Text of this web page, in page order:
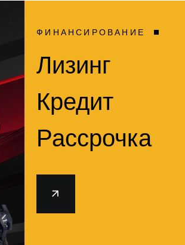
ФИНАНСИРОВАНИЕ
Лизинг
Кредит
Рассрочка